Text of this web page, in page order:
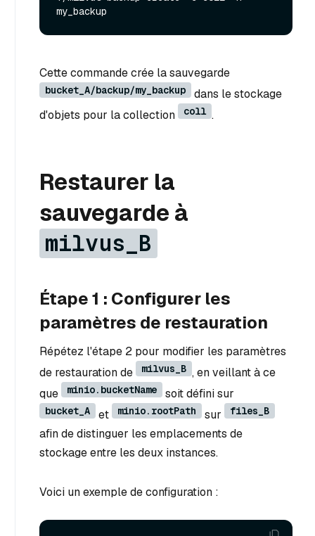
Cette commande crée la sauvegarde
bucket_A/backup/my_backup
dans le stockage
d'objets pour la collection
coll .
Restaurer la
sauvegarde à
milvus_B
Étape 1 : Configurer les
paramètres de restauration
Répétez l'étape 2 pour modifier les paramètres
de restauration de
milvus_B , en veillant à ce
que
minio.bucketName soit défini sur
bucket_A et minio.rootPath sur files_B
afin de distinguer les emplacements de
stockage entre les deux instances.
Voici un exemple de configuration :